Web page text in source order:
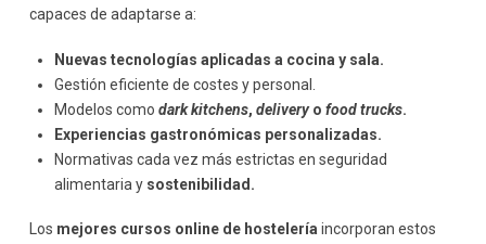
capaces de adaptarse a:
Nuevas tecnologías aplicadas a cocina y sala.
Gestión eficiente de costes y personal.
Modelos comodark kitchens,deliveryofood trucks.
Experiencias gastronómicas personalizadas.
Normativas cada vez más estrictas en seguridad
alimentaria y sostenibilidad.
Los mejores cursos online de hostelería incorporan estos